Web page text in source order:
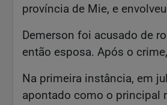
província de Mie, e
Demerson foi acusado de
então esposa. Após o
Na primeira instância, em
apontado como o principal